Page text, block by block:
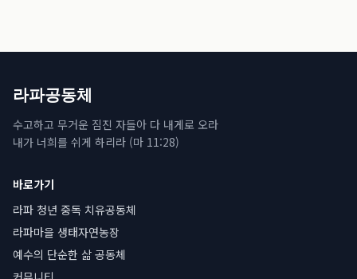
라파공동체
수고하고 무거운 짐진 자들아 다 내게로 오라
내가 너희를 쉬게 하리라 (마 11:28)
바로가기
라파 청년 중독 치유공동체
라파마을 생태자연농장
예수의 단순한 삶 공동체